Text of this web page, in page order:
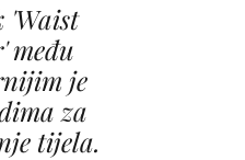
'Waist
među
je
za
tijela.